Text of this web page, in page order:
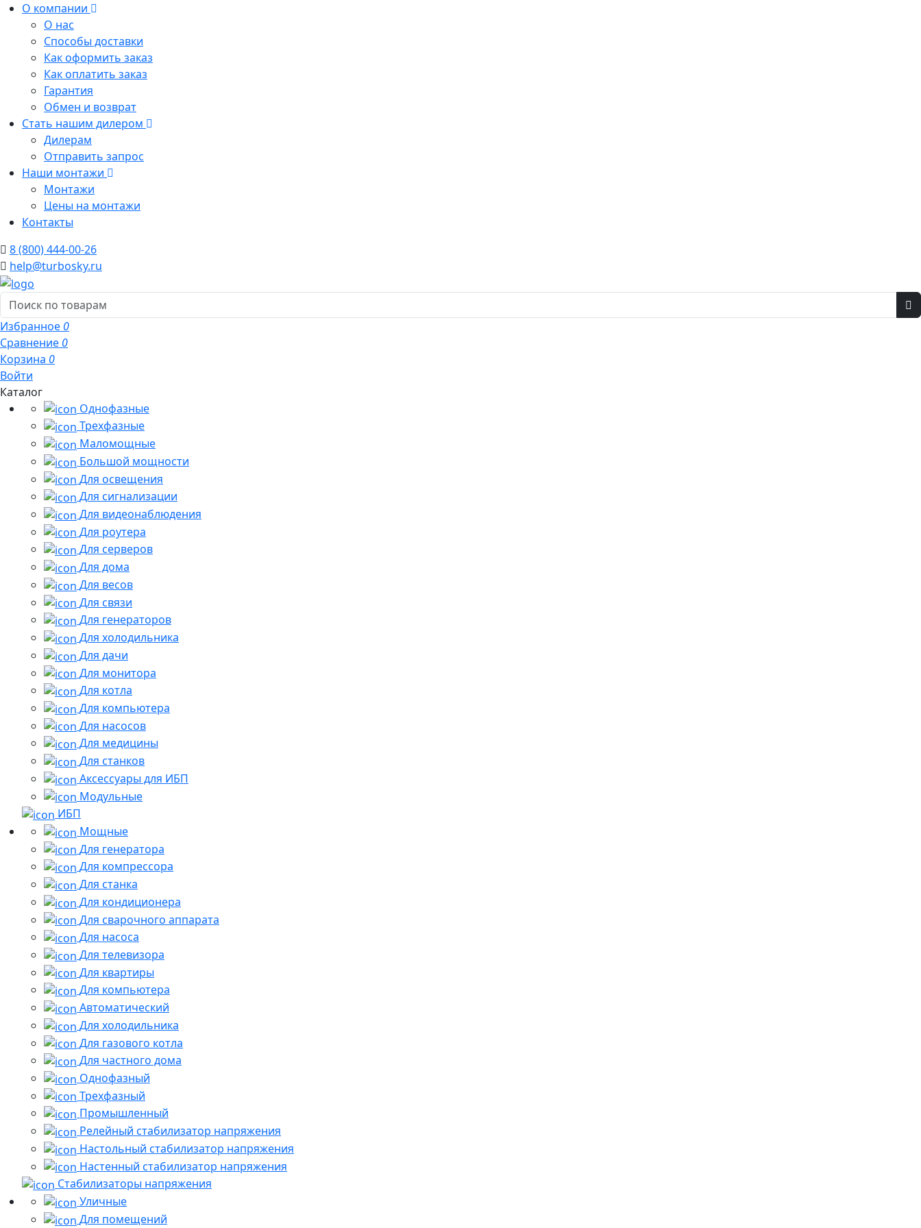
О компании
О нас
Способы доставки
Как оформить заказ
Как оплатить заказ
Гарантия
Обмен и возврат
Стать нашим дилером
Дилерам
Отправить запрос
Наши монтажи
Монтажи
Цены на монтажи
Контакты
8 (800) 444-00-26
help@turbosky.ru
Избранное 0
Сравнение 0
Корзина 0
Войти
Каталог
Однофазные
Трехфазные
Маломощные
Большой мощности
Для освещения
Для сигнализации
Для видеонаблюдения
Для роутера
Для серверов
Для дома
Для весов
Для связи
Для генераторов
Для холодильника
Для дачи
Для монитора
Для котла
Для компьютера
Для насосов
Для медицины
Для станков
Аксессуары для ИБП
Модульные
ИБП
Мощные
Для генератора
Для компрессора
Для станка
Для кондиционера
Для сварочного аппарата
Для насоса
Для телевизора
Для квартиры
Для компьютера
Автоматический
Для холодильника
Для газового котла
Для частного дома
Однофазный
Трехфазный
Промышленный
Релейный стабилизатор напряжения
Настольный стабилизатор напряжения
Настенный стабилизатор напряжения
Стабилизаторы напряжения
Уличные
Для помещений